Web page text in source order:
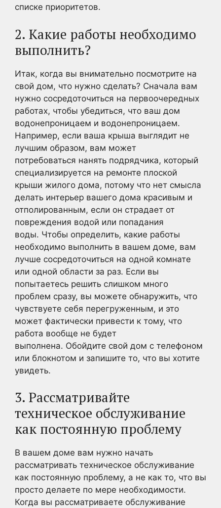
списке приоритетов.
2. Какие работы необходимо
выполнить?
Итак, когда вы внимательно посмотрите на
свой дом, что нужно сделать? Сначала вам
нужно сосредоточиться на первоочередных
работах, чтобы убедиться, что ваш дом
водонепроницаем и водонепроницаем.
Например, если ваша крыша выглядит не
лучшим образом, вам может
потребоваться нанять подрядчика, который
специализируется на ремонте плоской
крыши жилого дома, потому что нет смысла
делать интерьер вашего дома красивым и
отполированным, если он страдает от
повреждения водой или попадания
воды. Чтобы определить, какие работы
необходимо выполнить в вашем доме, вам
лучше сосредоточиться на одной комнате
или одной области за раз. Если вы
попытаетесь решить слишком много
проблем сразу, вы можете обнаружить, что
чувствуете себя перегруженным, и это
может фактически привести к тому, что
работа вообще не будет
выполнена. Обойдите свой дом с телефоном
или блокнотом и запишите то, что вы хотите
увидеть.
3. Рассматривайте
техническое обслуживание
как постоянную проблему
В вашем доме вам нужно начать
рассматривать техническое обслуживание
как постоянную проблему, а не как то, что вы
просто делаете по мере необходимости.
Когда вы рассматриваете обслуживание